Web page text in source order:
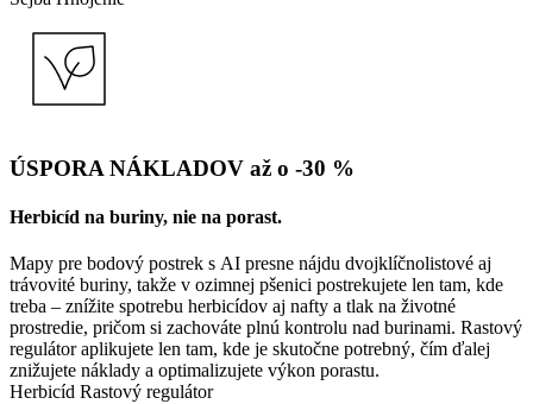
ÚSPORA NÁKLADOV až o -30 %
Herbicíd na buriny, nie na porast.
Mapy pre bodový postrek s AI presne nájdu dvojklíčnolistové aj
trávovité buriny, takže v ozimnej pšenici postrekujete len tam, kde
treba – znížite spotrebu herbicídov aj nafty a tlak na životné
prostredie, pričom si zachováte plnú kontrolu nad burinami. Rastový
regulátor aplikujete len tam, kde je skutočne potrebný, čím ďalej
znižujete náklady a optimalizujete výkon porastu.
Herbicíd Rastový regulátor